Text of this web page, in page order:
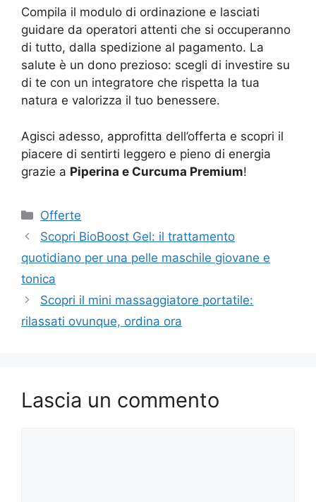
Compila il modulo di ordinazione e lasciati
guidare da operatori attenti che si occuperanno
di tutto, dalla spedizione al pagamento. La
salute è un dono prezioso: scegli di investire su
di te con un integratore che rispetta la tua
natura e valorizza il tuo benessere.
Agisci adesso, approfitta dell’offerta e scopri il
piacere di sentirti leggero e pieno di energia
grazie a Piperina e Curcuma Premium!
Categorie
Offerte
Scopri BioBoost Gel: il trattamento
quotidiano per una pelle maschile giovane e
tonica
Scopri il mini massaggiatore portatile:
rilassati ovunque, ordina ora
Lascia un commento